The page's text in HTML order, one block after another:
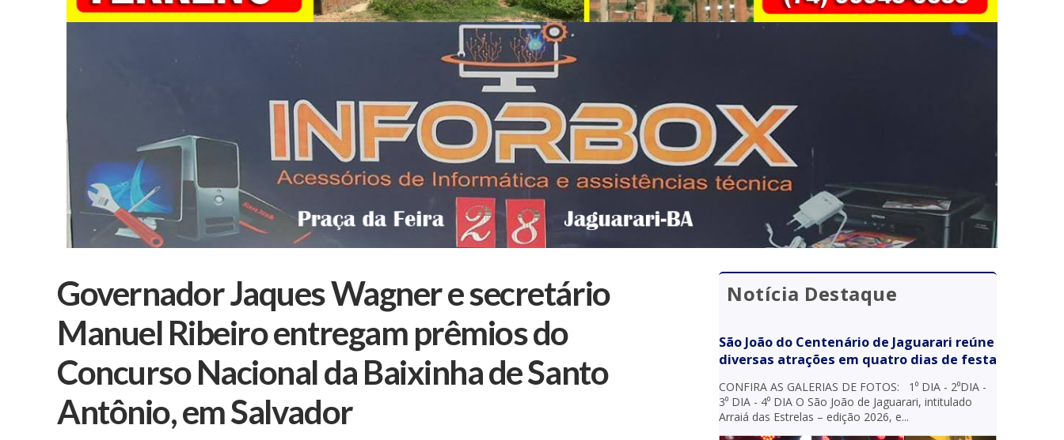
Governador Jaques Wagner e secretário
Manuel Ribeiro entregam prêmios do
Concurso Nacional da Baixinha de Santo
Antônio, em Salvador‏
Notícia Destaque
São João do Centenário de Jaguarari reúne
diversas atrações em quatro dias de festa
CONFIRA AS GALERIAS DE FOTOS: 1⁰ DIA - 2⁰DIA -
3⁰ DIA - 4⁰ DIA O São João de Jaguarari, intitulado
Arraiá das Estrelas – edição 2026, e...